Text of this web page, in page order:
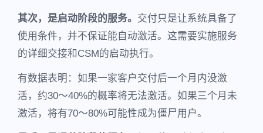
其次，是启动阶段的服务。 交付只是让系统具备了
使用条件，并不保证能自动激活。这需要实施服务
的详细交接和CSM的启动执行。
有数据表明：如果一家客户交付后一个月内没激
活，约30～40%的概率将无法激活。如果三个月未
激活，将有70～80%可能性成为僵尸用户。